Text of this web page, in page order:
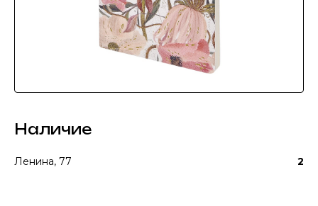
Наличие
Ленина, 77 2